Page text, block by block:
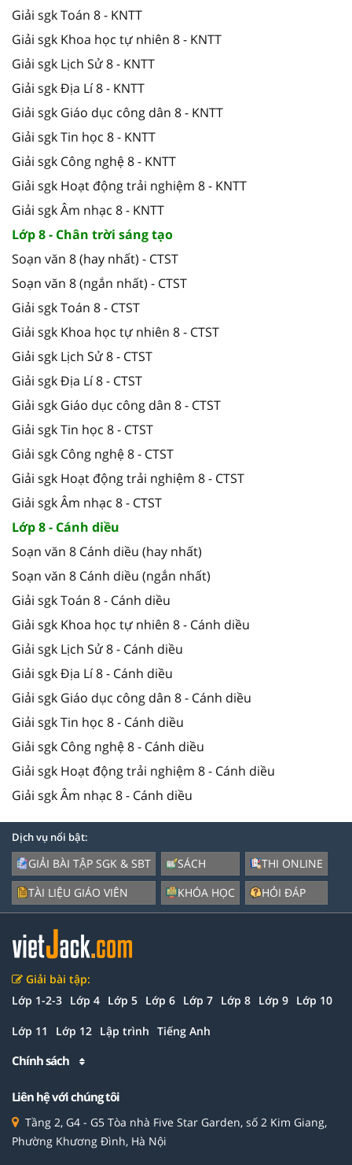
Giải sgk Toán 8 - KNTT
Giải sgk Khoa học tự nhiên 8 - KNTT
Giải sgk Lịch Sử 8 - KNTT
Giải sgk Địa Lí 8 - KNTT
Giải sgk Giáo dục công dân 8 - KNTT
Giải sgk Tin học 8 - KNTT
Giải sgk Công nghệ 8 - KNTT
Giải sgk Hoạt động trải nghiệm 8 - KNTT
Giải sgk Âm nhạc 8 - KNTT
Lớp 8 - Chân trời sáng tạo
Soạn văn 8 (hay nhất) - CTST
Soạn văn 8 (ngắn nhất) - CTST
Giải sgk Toán 8 - CTST
Giải sgk Khoa học tự nhiên 8 - CTST
Giải sgk Lịch Sử 8 - CTST
Giải sgk Địa Lí 8 - CTST
Giải sgk Giáo dục công dân 8 - CTST
Giải sgk Tin học 8 - CTST
Giải sgk Công nghệ 8 - CTST
Giải sgk Hoạt động trải nghiệm 8 - CTST
Giải sgk Âm nhạc 8 - CTST
Lớp 8 - Cánh diều
Soạn văn 8 Cánh diều (hay nhất)
Soạn văn 8 Cánh diều (ngắn nhất)
Giải sgk Toán 8 - Cánh diều
Giải sgk Khoa học tự nhiên 8 - Cánh diều
Giải sgk Lịch Sử 8 - Cánh diều
Giải sgk Địa Lí 8 - Cánh diều
Giải sgk Giáo dục công dân 8 - Cánh diều
Giải sgk Tin học 8 - Cánh diều
Giải sgk Công nghệ 8 - Cánh diều
Giải sgk Hoạt động trải nghiệm 8 - Cánh diều
Giải sgk Âm nhạc 8 - Cánh diều
Dịch vụ nổi bật:
GIẢI BÀI TẬP SGK & SBT
TÀI LIỆU GIÁO VIÊN
SÁCH
KHÓA HỌC
THI ONLINE
HỎI ĐÁP
Giải bài tập:
Lớp 1-2-3 Lớp 4 Lớp 5 Lớp 6 Lớp 7 Lớp 8 Lớp 9 Lớp 10
Lớp 11 Lớp 12 Lập trình Tiếng Anh
Chính sách
Liên hệ với chúng tôi
Tầng 2, G4 - G5 Tòa nhà Five Star Garden, số 2 Kim Giang,
Phường Khương Đình, Hà Nội